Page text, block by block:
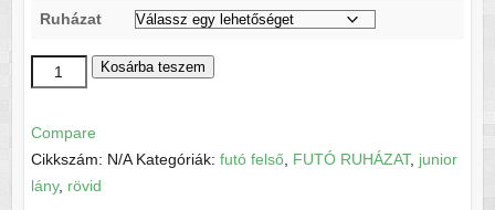
Ruházat
Nike
Dri-
kislány
mennyiség
Kosárba teszem
Compare
Cikkszám: N/A Kategóriák: futó felső, FUTÓ RUHÁZAT, junior
lány, rövid